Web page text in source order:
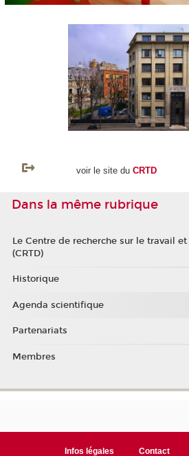
voir le site du CRTD
Dans la même rubrique
Le Centre de recherche sur le travail
(CRTD)
Historique
Agenda scientifique
Partenariats
Membres
Infos légales Contact